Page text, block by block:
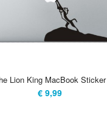
Lion King MacBook Sticker
€ 9,99